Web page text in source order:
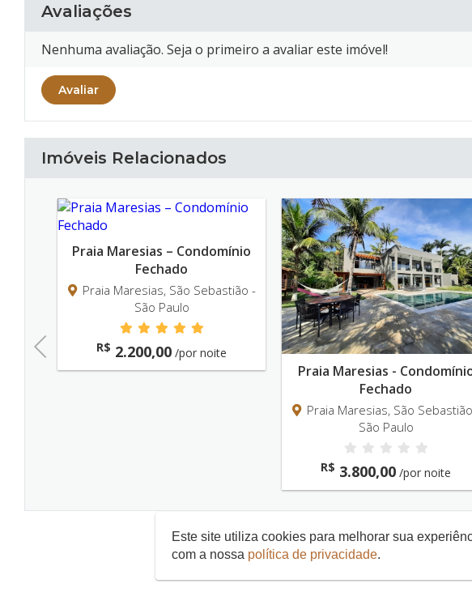
Avaliações
Nenhuma avaliação. Seja o primeiro a avaliar este imóvel!
Avaliar
Imóveis Relacionados
Previous
Praia Maresias – Condomínio
Fechado
Praia Maresias, São Sebastião -
São Paulo
R$ 2.200,00 /por noite
Praia Maresias -
Fechado
Praia Maresias, São
São Paulo
R$ 3.800,00 /por noite
Este site utiliza cookies para melhorar sua
com a nossa política de privacidade.